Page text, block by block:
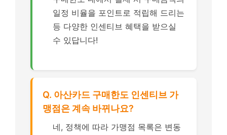
일정 비율을 포인트로 적립해 드리는
등 다양한 인센티브 혜택을 받으실
수 있답니다!
Q. 아산카드 구매한도 인센티브 가
맹점은 계속 바뀌나요?
네, 정책에 따라 가맹점 목록은 변동